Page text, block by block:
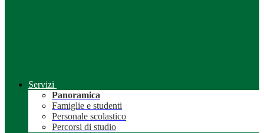
Servizi
Panoramica
Famiglie e studenti
Personale scolastico
Percorsi di studio